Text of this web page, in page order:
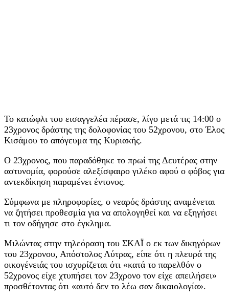
Το κατώφλι του εισαγγελέα πέρασε, λίγο μετά τις 14:00 ο
23χρονος δράστης της δολοφονίας του 52χρονου, στο Έλος
Κισάμου το απόγευμα της Κυριακής.
Ο 23χρονος, που παραδόθηκε το πρωί της Δευτέρας στην
αστυνομία, φορούσε αλεξίσφαιρο γιλέκο αφού ο φόβος για
αντεκδίκηση παραμένει έντονος.
Σύμφωνα με πληροφορίες, ο νεαρός δράστης αναμένεται
να ζητήσει προθεσμία για να απολογηθεί και να εξηγήσει
τι τον οδήγησε στο έγκλημα.
Μιλώντας στην τηλεόραση του ΣΚΑΪ ο εκ των δικηγόρων
του 23χρονου, Απόστολος Λύτρας, είπε ότι η πλευρά της
οικογένειάς του ισχυρίζεται ότι «κατά το παρελθόν ο
52χρονος είχε χτυπήσει τον 23χρονο τον είχε απειλήσει»
προσθέτοντας ότι «αυτό δεν το λέω σαν δικαιολογία».